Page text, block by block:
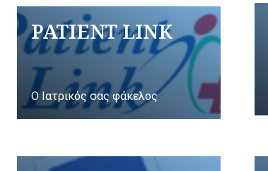
PATIENT LINK
Ο Ιατρικός σας φάκελος